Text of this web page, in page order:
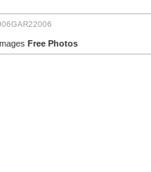
Free Photos